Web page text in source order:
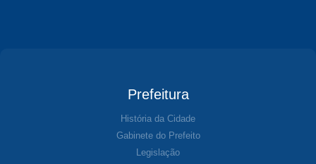
Prefeitura
História da Cidade
Gabinete do Prefeito
Legislação